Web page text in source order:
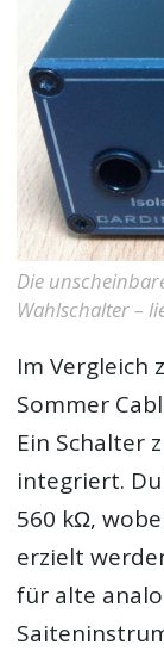
Die
Wahlschalter –
Im Vergleich
Sommer
Ein Schalter
integriert.
560 kΩ,
erzielt
für alte